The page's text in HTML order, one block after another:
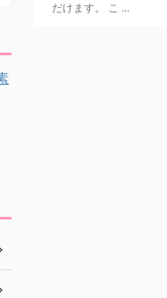
だけます。 こ ...